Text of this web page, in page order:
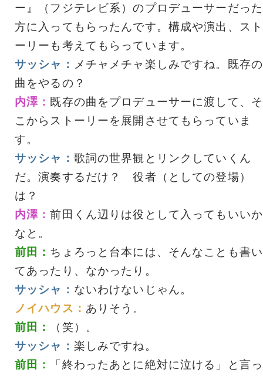
ー』（フジテレビ系）のプロデューサーだった
方に入ってもらったんです。構成や演出、スト
ーリーも考えてもらっています。
サッシャ： メチャメチャ楽しみですね。既存の
曲をやるの？
内澤： 既存の曲をプロデューサーに渡して、そ
こからストーリーを展開させてもらっていま
す。
サッシャ： 歌詞の世界観とリンクしていくん
だ。演奏するだけ？ 役者（としての登場）
は？
内澤：前田くん辺りは役として入ってもいいか
なと。
前田： ちょろっと台本には、そんなことも書い
てあったり、なかったり。
サッシャ： ないわけないじゃん。
ノイハウス： ありそう。
前田：
（笑）。
サッシャ： 楽しみですね。
前田：
「終わったあとに絶対に泣ける」と言っ